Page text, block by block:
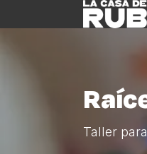
Taller